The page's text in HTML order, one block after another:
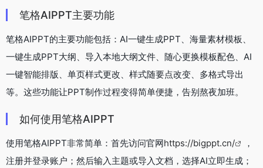
笔格AIPPT主要功能
笔格AIPPT的主要功能包括：AI一键生成PPT、海量素材模板、
一键生成PPT大纲、导入本地大纲文件、随心更换模板配色、AI
一键智能排版、单页样式更改、样式随要点改变、多格式导出
等。这些功能让PPT制作过程变得简单便捷，告别熬夜加班。
如何使用笔格AIPPT
使用笔格AIPPT非常简单：首先访问官网https://bigppt.cn/
，
注册并登录账户；然后输入主题或导入文档，选择AI立即生成；